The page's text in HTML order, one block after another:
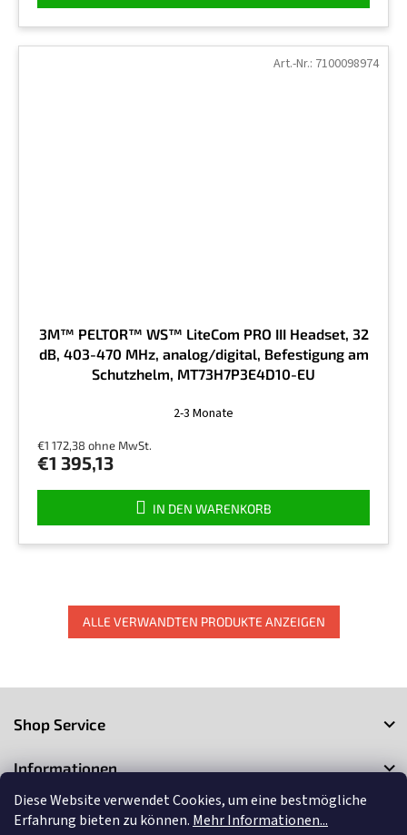
Diese Website verwendet Cookies, um eine bestmögliche
Erfahrung bieten zu können. Mehr Informationen...
3M™ PELTOR™ WS™ LiteCom PRO III Headset, 32
dB, 403-470 MHz, analog/digital, Befestigung am
Schutzhelm, MT73H7P3E4D10-EU
2-3 Monate
€1 172,38 ohne MwSt.
€1 395,13
IN DEN WARENKORB
Art.-Nr.: 7100098974
ALLE VERWANDTEN PRODUKTE ANZEIGEN
e
Shop Service
Informationen
Kontakt